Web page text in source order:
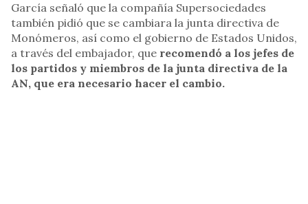
García señaló que la compañía Supersociedades
también pidió que se cambiara la junta directiva de
Monómeros, así como el gobierno de Estados Unidos,
a través del embajador, que recomendó a los jefes de
los partidos y miembros de la junta directiva de la
AN, que era necesario hacer el cambio.